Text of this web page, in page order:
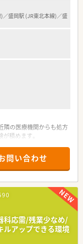
経験が積める店舗での
療貢献が経験できるよ
枚数も安定しているた
ます♪
／盛岡駅 (JR東北本線)／盛
隣の医療機関からも処方
積めます。
置にございます。
ュ休暇制度、永年勤続表
す。子育てと両立して
ックアップもしっかりし
間関係で悩まない環境づ
問い合わせ
科応需/残業少なめ/
ルアップできる環境